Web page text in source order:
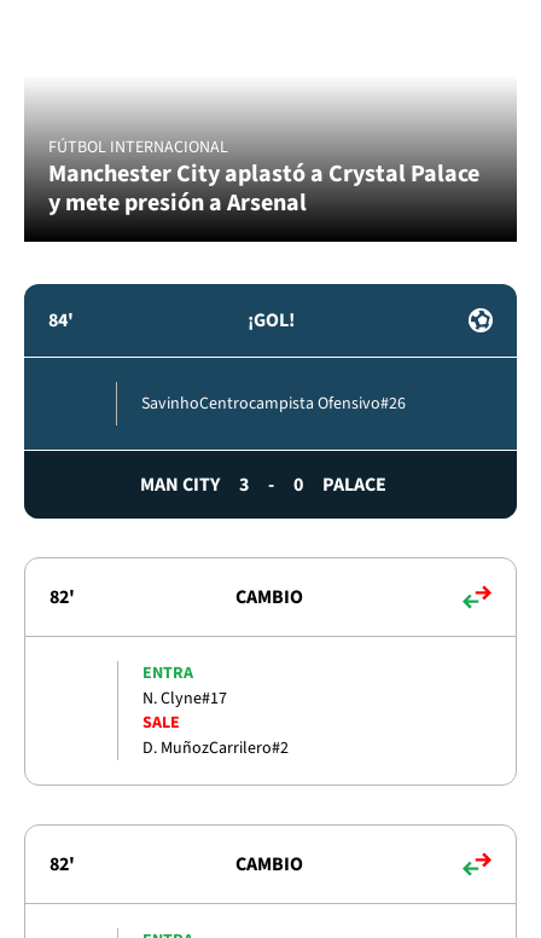
FÚTBOL INTERNACIONAL
Manchester City aplastó a Crystal Palace
y mete presión a Arsenal
84' ¡GOL!
SavinhoCentrocampista Ofensivo#26
MAN CITY 3 - 0 PALACE
82' CAMBIO
ENTRA
N. Clyne#17
SALE
D. MuñozCarrilero#2
82' CAMBIO